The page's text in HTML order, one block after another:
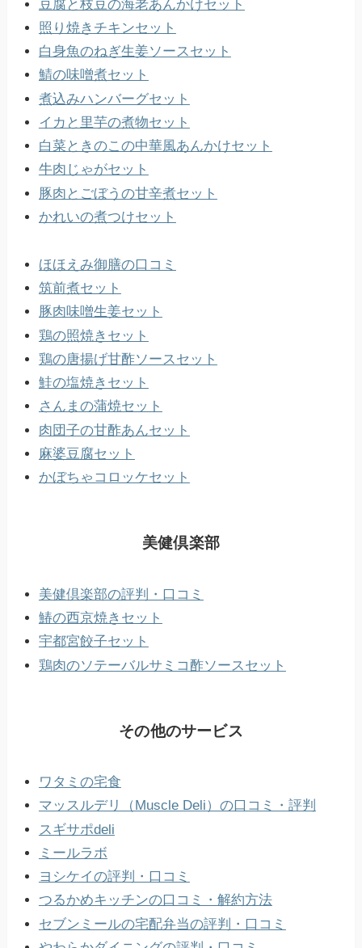
豆腐と枝豆の海老あんかけセット
照り焼きチキンセット
白身魚のねぎ生姜ソースセット
鯖の味噌煮セット
煮込みハンバーグセット
イカと里芋の煮物セット
白菜ときのこの中華風あんかけセット
牛肉じゃがセット
豚肉とごぼうの甘辛煮セット
かれいの煮つけセット
ほほえみ御膳の口コミ
筑前煮セット
豚肉味噌生姜セット
鶏の照焼きセット
鶏の唐揚げ甘酢ソースセット
鮭の塩焼きセット
さんまの蒲焼セット
肉団子の甘酢あんセット
麻婆豆腐セット
かぼちゃコロッケセット
美健倶楽部
美健倶楽部の評判・口コミ
鰆の西京焼きセット
宇都宮餃子セット
鶏肉のソテーバルサミコ酢ソースセット
その他のサービス
ワタミの宅食
マッスルデリ（Muscle Deli）の口コミ・評判
スギサポdeli
ミールラボ
ヨシケイの評判・口コミ
つるかめキッチンの口コミ・解約方法
セブンミールの宅配弁当の評判・口コミ